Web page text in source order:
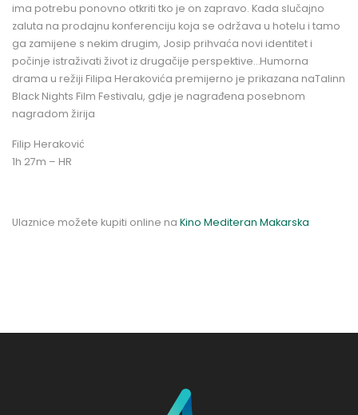
ima potrebu ponovno otkriti tko je on zapravo. Kada slučajno
zaluta na prodajnu konferenciju koja se održava u hotelu i tamo
ga zamijene s nekim drugim, Josip prihvaća novi identitet i
počinje istraživati život iz drugačije perspektive…Humorna
drama u režiji Filipa Herakovića premijerno je prikazana naTalinn
Black Nights Film Festivalu, gdje je nagrađena posebnom
nagradom žirija
Filip Heraković
1h 27m – HR
Ulaznice možete kupiti online na Kino Mediteran Makarska